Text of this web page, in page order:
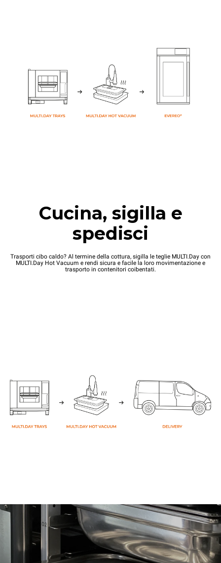
Cucina, sigilla e
spedisci
Trasporti cibo caldo? Al termine della cottura, sigilla le teglie MULTI.Day con
MULTI.Day Hot Vacuum e rendi sicura e facile la loro movimentazione e
trasporto in contenitori coibentati.